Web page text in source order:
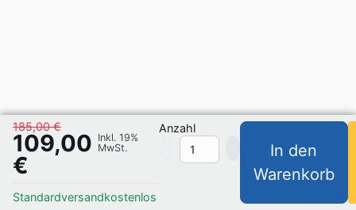
185,00 €
109,00
€
Inkl. 19%
MwSt.
Standardversandkostenlos
Anzahl
In den
Warenkorb